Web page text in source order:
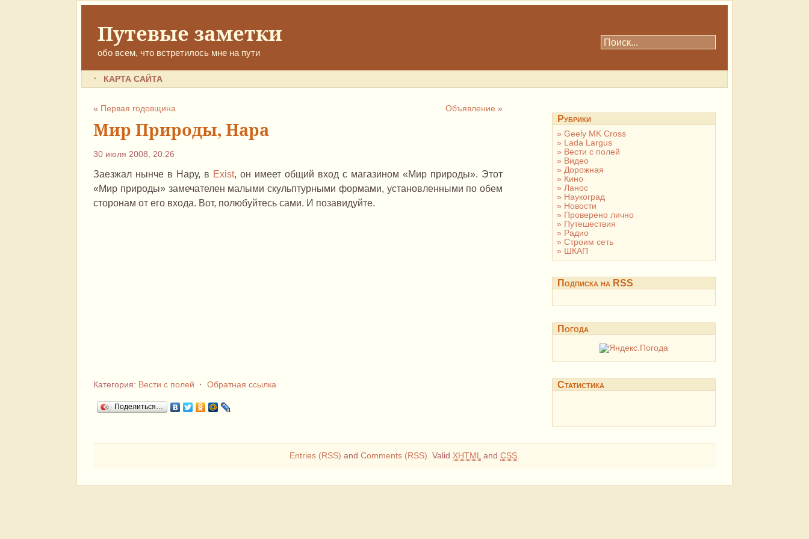
Путевые заметки
обо всем, что встретилось мне на пути
КАРТА САЙТА
« Первая годовщина Объявление »
Мир Природы, Нара
30 июля 2008, 20:26
Заезжал нынче в Нару, в Exist, он имеет общий вход с магазином «Мир природы». Этот
«Мир природы» замечателен малыми скульптурными формами, установленными по обем
сторонам от его входа. Вот, полюбуйтесь сами. И позавидуйте.
Категория: Вести с полей ·Обратная ссылка
Поделиться…
Рубрики
Geely MK Cross
Lada Largus
Вести с полей
Видео
Дорожная
Кино
Ланос
Наукоград
Новости
Проверено лично
Путешествия
Радио
Строим сеть
ШКАП
Подписка на RSS
Погода
Статистика
Entries (RSS) and Comments (RSS). Valid XHTMLand CSS.